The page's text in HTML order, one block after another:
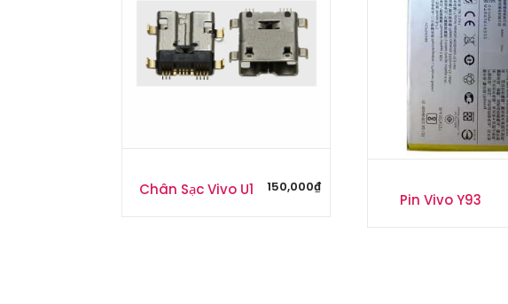
Chân Sạc Vivo U1 150,000₫
Pin Vivo Y93